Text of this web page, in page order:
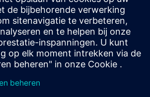
trainingsbehoefte en wilt u een offerte
– op locatie, virtueel of in een SITRAIN-
ons u uw persoonlijke gegevens en
en u ontvangt van ons een offerte voor
aanvragen